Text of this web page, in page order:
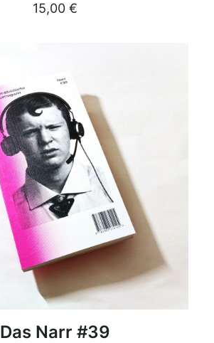
15,00 €
DETAILS
Das Narr #39